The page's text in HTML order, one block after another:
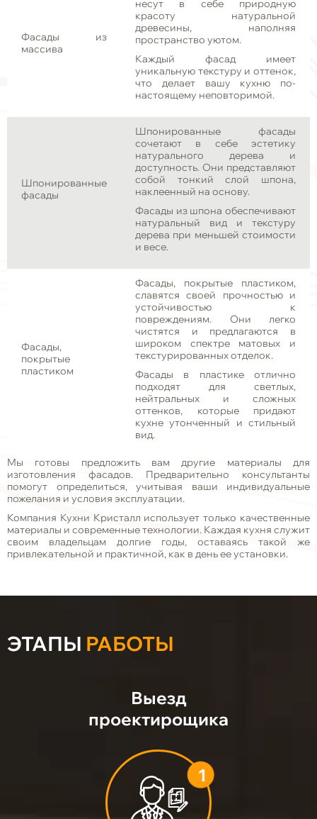
Фасады из
массива
несут в себе природную
красоту натуральной
древесины, наполняя
пространство уютом.
Каждый фасад имеет
уникальную текстуру и оттенок,
что делает вашу кухню по-
настоящему неповторимой.
Шпонированные
фасады
Шпонированные фасады
сочетают в себе эстетику
натурального дерева и
доступность. Они представляют
собой тонкий слой шпона,
наклеенный на основу.
Фасады из шпона обеспечивают
натуральный вид и текстуру
дерева при меньшей стоимости
и весе.
Фасады,
покрытые
пластиком
Фасады, покрытые пластиком,
славятся своей прочностью и
устойчивостью к
повреждениям. Они легко
чистятся и предлагаются в
широком спектре матовых и
текстурированных отделок.
Фасады в пластике отлично
подходят для светлых,
нейтральных и сложных
оттенков, которые придают
кухне утонченный и стильный
вид.
Мы готовы предложить вам другие материалы для
изготовления фасадов. Предварительно консультанты
помогут определиться, учитывая ваши индивидуальные
пожелания и условия эксплуатации.
Компания Кухни Кристалл использует только качественные
материалы и современные технологии. Каждая кухня служит
своим владельцам долгие годы, оставаясь такой же
привлекательной и практичной, как в день ее установки.
ЭТАПЫ РАБОТЫ
Выезд
проектирощика